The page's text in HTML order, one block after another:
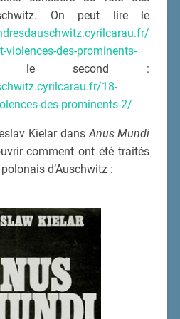
On peut lire le
violences-des-prominents-
:
18-
des-prominents-2/
Kielar dans Anus Mundi
comment ont été traités
d’Auschwitz :